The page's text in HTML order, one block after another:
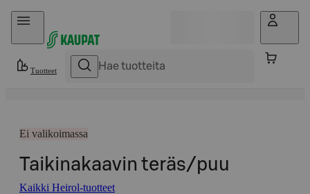
Hyppää sisältöön
Tuotteet
Ei valikoimassa
Taikinakaavin teräs/puu
Kaikki Heirol-tuotteet